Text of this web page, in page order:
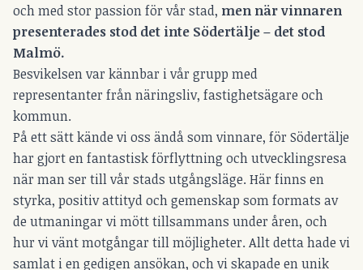
och med stor passion för vår stad, men när vinnaren
presenterades stod det inte Södertälje – det stod
Malmö.
Besvikelsen var kännbar i vår grupp med
representanter från näringsliv, fastighetsägare och
kommun.
På ett sätt kände vi oss ändå som vinnare, för Södertälje
har gjort en fantastisk förflyttning och utvecklingsresa
när man ser till vår stads utgångsläge. Här finns en
styrka, positiv attityd och gemenskap som formats av
de utmaningar vi mött tillsammans under åren, och
hur vi vänt motgångar till möjligheter. Allt detta hade vi
samlat i en gedigen ansökan, och vi skapade en unik